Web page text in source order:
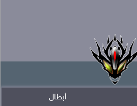
أبطال